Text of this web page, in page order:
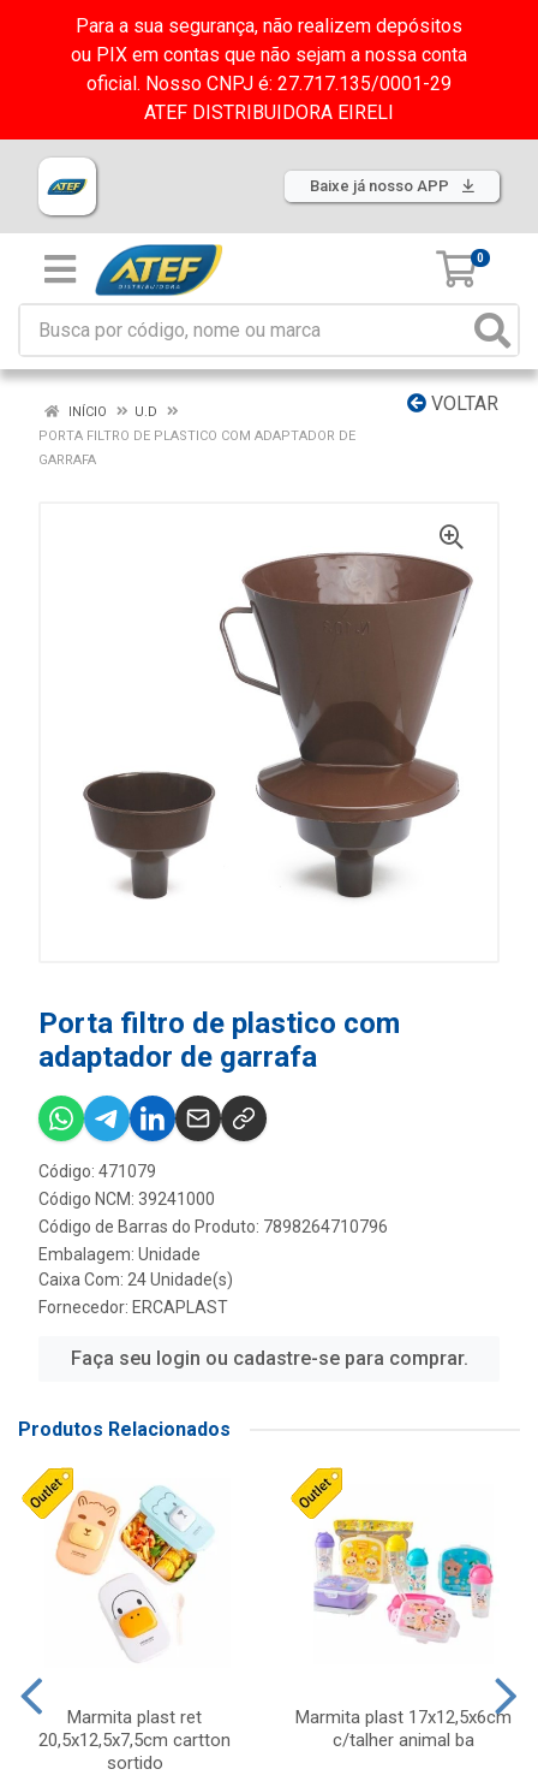
Para a sua segurança, não realizem depósitos
ou PIX em contas que não sejam a nossa conta
oficial. Nosso CNPJ é: 27.717.135/0001-29
ATEF DISTRIBUIDORA EIRELI
Baixe já nosso APP
0
VOLTAR
INÍCIO
U.D
PORTA FILTRO DE PLASTICO COM ADAPTADOR DE
GARRAFA
Porta filtro de plastico com
adaptador de garrafa
Código: 471079
Código NCM: 39241000
Código de Barras do Produto: 7898264710796
Embalagem: Unidade
Caixa Com: 24 Unidade(s)
Fornecedor: ERCAPLAST
Faça seu login ou cadastre-se para comprar.
Produtos Relacionados
Marmita plast ret
20,5x12,5x7,5cm cartton
sortido
Marmita plast 17x12,5x6cm
c/talher animal ba